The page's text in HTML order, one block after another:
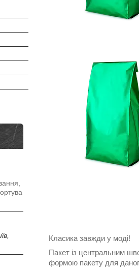
Класика завжди у моді!
Пакет із центральним
формою пакету для